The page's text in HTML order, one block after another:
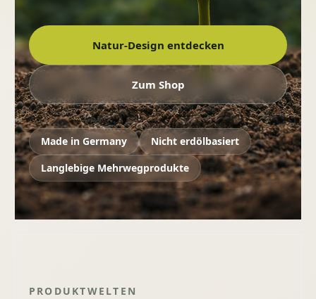
Natur-Design entdecken
Zum Shop
Made in Germany
Nicht erdölbasiert
Langlebige Mehrwegprodukte
PRODUKTWELTEN